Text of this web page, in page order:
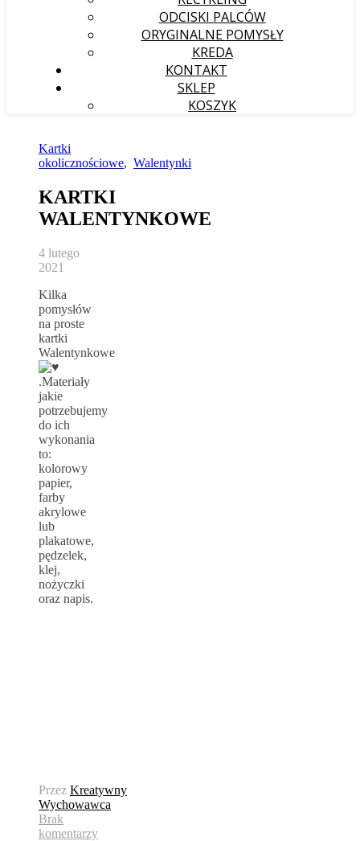
ODCISKI PALCÓW
ORYGINALNE POMYSŁY
KREDA
KONTAKT
SKLEP
KOSZYK
Kartki
okolicznościowe, Walentynki
KARTKI
WALENTYNKOWE
4 lutego
2021
Kilka
pomysłów
na proste
kartki
Walentynkowe
.Materiały
jakie
potrzebujemy
do ich
wykonania
to:
kolorowy
papier,
farby
akrylowe
lub
plakatowe,
pędzelek,
klej,
nożyczki
oraz napis.
Przez Kreatywny
Wychowawca
Brak
komentarzy